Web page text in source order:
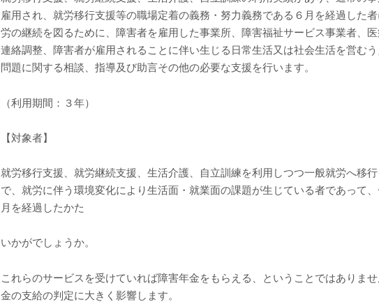
雇用され、就労移行支援等の職場定着の義務・努力義務である６月を経過した
労の継続を図るために、障害者を雇用した事業所、障害福祉サービス事業者、
連絡調整、障害者が雇用されることに伴い生じる日常生活又は社会生活を営む
問題に関する相談、指導及び助言その他の必要な支援を行います。
（利用期間：３年）
【対象者】
就労移行支援、就労継続支援、生活介護、自立訓練を利用しつつ一般就労へ移
で、就労に伴う環境変化により生活面・就業面の課題が生じている者であって
月を経過したかた
いかがでしょうか。
これらのサービスを受けていれば障害年金をもらえる、ということではありま
金の支給の判定に大きく影響します。